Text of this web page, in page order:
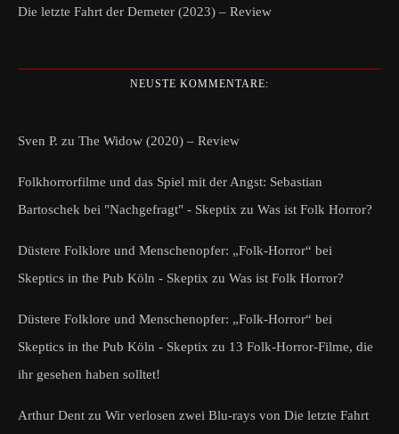
Die letzte Fahrt der Demeter (2023) – Review
NEUSTE KOMMENTARE:
Sven P. zu The Widow (2020) – Review
Folkhorrorfilme und das Spiel mit der Angst: Sebastian
Bartoschek bei "Nachgefragt" - Skeptix zu Was ist Folk Horror?
Düstere Folklore und Menschenopfer: „Folk-Horror“ bei
Skeptics in the Pub Köln - Skeptix zu Was ist Folk Horror?
Düstere Folklore und Menschenopfer: „Folk-Horror“ bei
Skeptics in the Pub Köln - Skeptix zu 13 Folk-Horror-Filme, die
ihr gesehen haben solltet!
Arthur Dent zu Wir verlosen zwei Blu-rays von Die letzte Fahrt